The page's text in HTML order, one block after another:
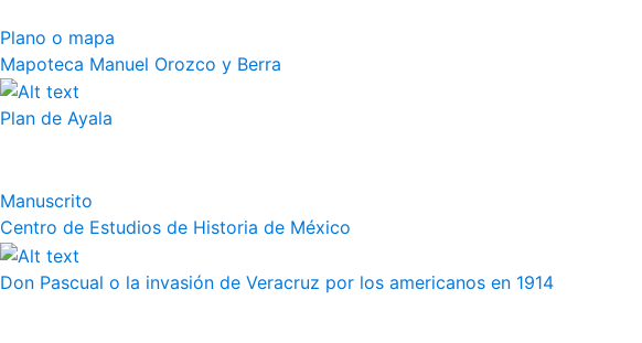
Plano o mapa
Mapoteca Manuel Orozco y Berra
Plan de Ayala
Manuscrito
Centro de Estudios de Historia de México
Don Pascual o la invasión de Veracruz por los americanos en 1914